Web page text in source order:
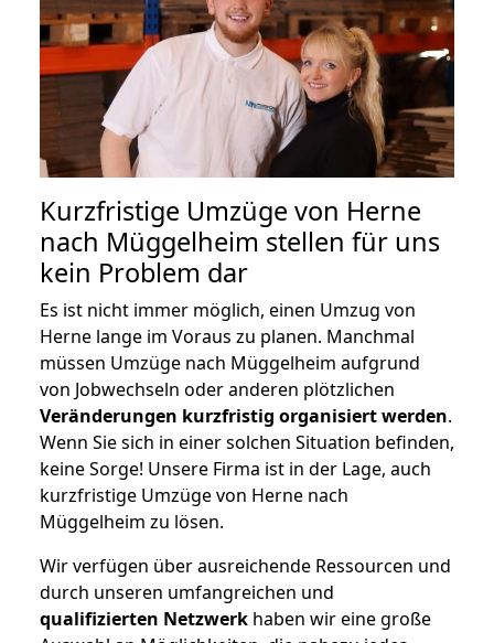
Kurzfristige Umzüge von Herne
nach Müggelheim stellen für uns
kein Problem dar
Es ist nicht immer möglich, einen Umzug von
Herne lange im Voraus zu planen. Manchmal
müssen Umzüge nach Müggelheim aufgrund
von Jobwechseln oder anderen plötzlichen
Veränderungen kurzfristig organisiert werden.
Wenn Sie sich in einer solchen Situation befinden,
keine Sorge! Unsere Firma ist in der Lage, auch
kurzfristige Umzüge von Herne nach
Müggelheim zu lösen.
Wir verfügen über ausreichende Ressourcen und
durch unseren umfangreichen und
qualifizierten Netzwerk haben wir eine große